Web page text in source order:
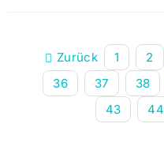
Zurück 1 2
36
37 38
43
44